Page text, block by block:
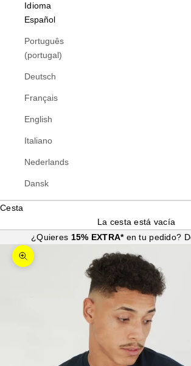
Idioma
Español
Português
(portugal)
Deutsch
Français
English
Italiano
Nederlands
Dansk
Cesta
La cesta está vacía
¿Quieres 15% EXTRA* en tu pedido?
Zoom